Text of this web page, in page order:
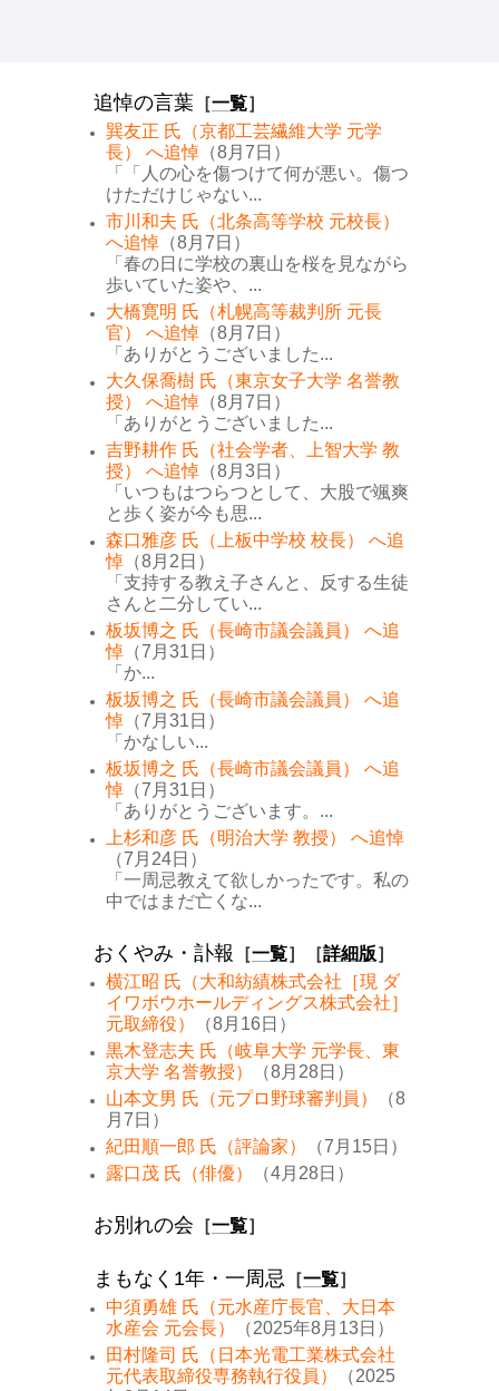
追悼の言葉 ［一覧］
巽友正 氏（京都工芸繊維大学 元学
長） へ追悼 （8月7日）
「「人の心を傷つけて何が悪い。傷つ
けただけじゃない...
市川和夫 氏（北条高等学校 元校長）
へ追悼 （8月7日）
「春の日に学校の裏山を桜を見ながら
歩いていた姿や、...
大橋寛明 氏（札幌高等裁判所 元長
官） へ追悼 （8月7日）
「ありがとうございました...
大久保喬樹 氏（東京女子大学 名誉教
授） へ追悼 （8月7日）
「ありがとうございました...
吉野耕作 氏（社会学者、上智大学 教
授） へ追悼 （8月3日）
「いつもはつらつとして、大股で颯爽
と歩く姿が今も思...
森口雅彦 氏（上板中学校 校長） へ追
悼 （8月2日）
「支持する教え子さんと、反する生徒
さんと二分してい...
板坂博之 氏（長崎市議会議員） へ追
悼 （7月31日）
「か...
板坂博之 氏（長崎市議会議員） へ追
悼 （7月31日）
「かなしい...
板坂博之 氏（長崎市議会議員） へ追
悼 （7月31日）
「ありがとうございます。...
上杉和彦 氏（明治大学 教授） へ追悼
（7月24日）
「一周忌教えて欲しかったです。私の
中ではまだ亡くな...
おくやみ・訃報 ［一覧］［詳細版］
横江昭 氏（大和紡績株式会社［現 ダ
イワボウホールディングス株式会社］
元取締役）
（8月16日）
黒木登志夫 氏（岐阜大学 元学長、東
京大学 名誉教授）
（8月28日）
山本文男 氏（元プロ野球審判員）
（8
月7日）
紀田順一郎 氏（評論家）
（7月15日）
露口茂 氏（俳優）
（4月28日）
お別れの会 ［一覧］
まもなく1年・一周忌 ［一覧］
中須勇雄 氏（元水産庁長官、大日本
水産会 元会長）
（2025年8月13日）
田村隆司 氏（日本光電工業株式会社
元代表取締役専務執行役員）
（2025